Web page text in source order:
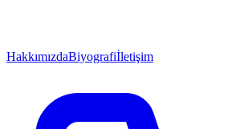
HakkımızdaBiyografiİletişim